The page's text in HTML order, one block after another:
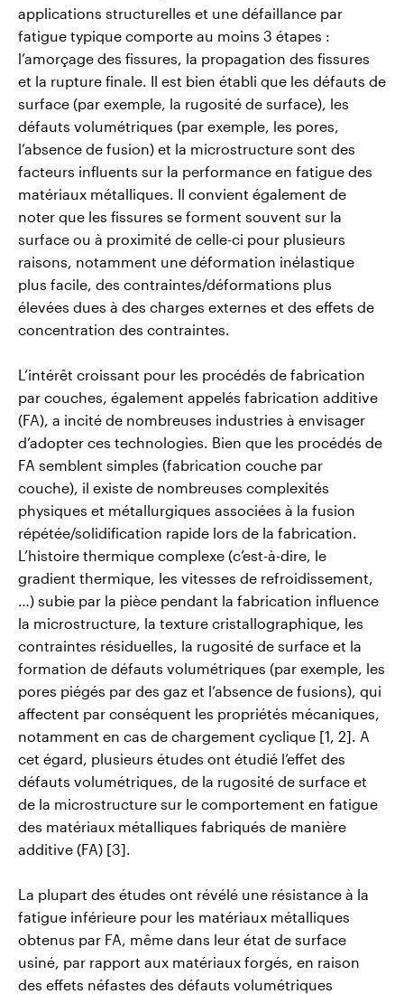
applications structurelles et une défaillance par
fatigue typique comporte au moins 3 étapes :
l’amorçage des fissures, la propagation des fissures
et la rupture finale. Il est bien établi que les défauts de
surface (par exemple, la rugosité de surface), les
défauts volumétriques (par exemple, les pores,
l’absence de fusion) et la microstructure sont des
facteurs influents sur la performance en fatigue des
matériaux métalliques. Il convient également de
noter que les fissures se forment souvent sur la
surface ou à proximité de celle-ci pour plusieurs
raisons, notamment une déformation inélastique
plus facile, des contraintes/déformations plus
élevées dues à des charges externes et des effets de
concentration des contraintes.
L’intérêt croissant pour les procédés de fabrication
par couches, également appelés fabrication additive
(FA), a incité de nombreuses industries à envisager
d’adopter ces technologies. Bien que les procédés de
FA semblent simples (fabrication couche par
couche), il existe de nombreuses complexités
physiques et métallurgiques associées à la fusion
répétée/solidification rapide lors de la fabrication.
L’histoire thermique complexe (c’est-à-dire, le
gradient thermique, les vitesses de refroidissement,
…) subie par la pièce pendant la fabrication influence
la microstructure, la texture cristallographique, les
contraintes résiduelles, la rugosité de surface et la
formation de défauts volumétriques (par exemple, les
pores piégés par des gaz et l’absence de fusions), qui
affectent par conséquent les propriétés mécaniques,
notamment en cas de chargement cyclique [1, 2]. A
cet égard, plusieurs études ont étudié l’effet des
défauts volumétriques, de la rugosité de surface et
de la microstructure sur le comportement en fatigue
des matériaux métalliques fabriqués de manière
additive (FA) [3].
La plupart des études ont révélé une résistance à la
fatigue inférieure pour les matériaux métalliques
obtenus par FA, même dans leur état de surface
usiné, par rapport aux matériaux forgés, en raison
des effets néfastes des défauts volumétriques